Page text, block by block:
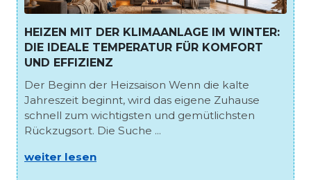
HEIZEN MIT DER KLIMAANLAGE IM WINTER:
DIE IDEALE TEMPERATUR FÜR KOMFORT
UND EFFIZIENZ
Der Beginn der Heizsaison Wenn die kalte
Jahreszeit beginnt, wird das eigene Zuhause
schnell zum wichtigsten und gemütlichsten
Rückzugsort. Die Suche ...
weiter lesen